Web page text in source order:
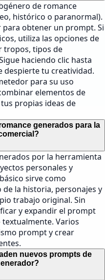
de romance
histórico o paranormal).
para obtener un prompt. Si
utiliza las opciones de
tropos, tipos de
haciendo clic hasta
tu creatividad.
para su uso
elementos de
propias ideas de
generados para la
por la herramienta
personales y
sirve como
la historia, personajes y
trabajo original. Sin
y expandir el prompt
Varios
prompt y crear
nuevos prompts de